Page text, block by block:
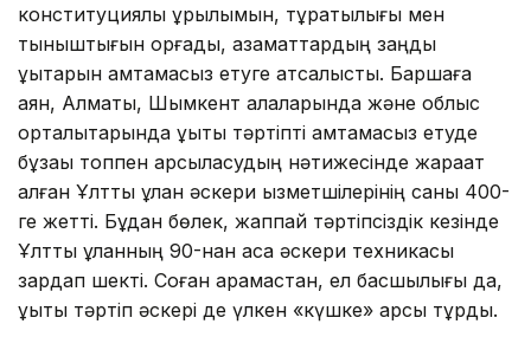
конституциялық құрылымын, тұрақтылығы мен
тыныштығын қорғады, азаматтардың заңды
құқықтарын қамтамасыз етуге атсалысты. Баршаға
аян, Алматы, Шымкент қалаларында және облыс
орталықтарында құқықтық тәртіпті қамтамасыз етуде
бұзақы топпен қарсыласудың нәтижесінде жарақат
алған Ұлттық ұлан әскери қызметшілерінің саны 400-
ге жетті. Бұдан бөлек, жаппай тәртіпсіздік кезінде
Ұлттық ұланның 90-нан аса әскери техникасы
зардап шекті. Соған қарамастан, ел басшылығы да,
құқықтық тәртіп әскері де үлкен «күшке» қарсы тұрды.